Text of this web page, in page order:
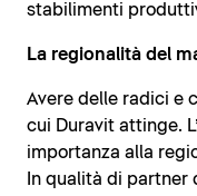
stabilimenti
La regionalità del
Avere delle radici e
cui Duravit attinge.
importanza alla
In qualità di partner